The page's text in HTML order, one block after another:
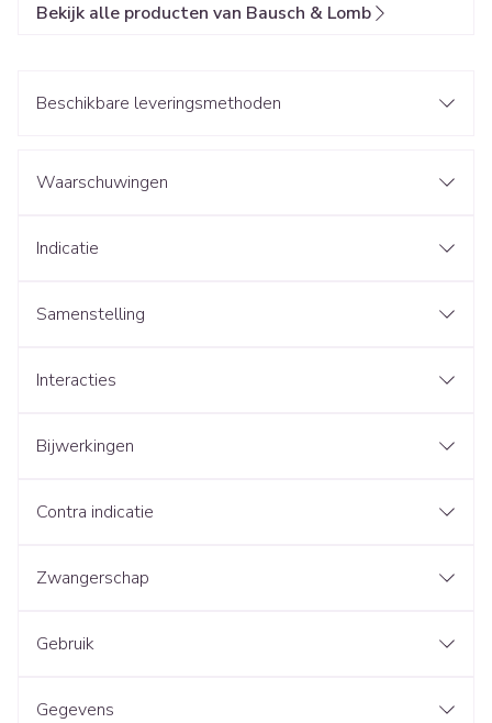
Bekijk alle producten van Bausch & Lomb
Beschikbare leveringsmethoden
Waarschuwingen
Indicatie
Samenstelling
Interacties
Bijwerkingen
Contra indicatie
Zwangerschap
Gebruik
Gegevens